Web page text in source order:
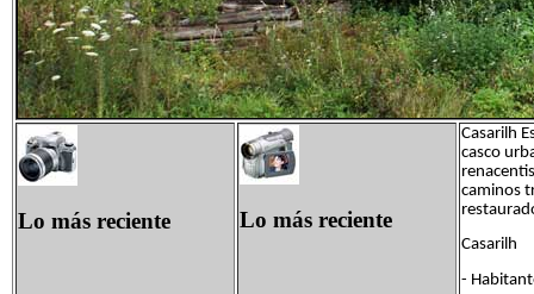
Lo más reciente Lo más reciente
Casarilh
casco
caminos
Casarilh
-